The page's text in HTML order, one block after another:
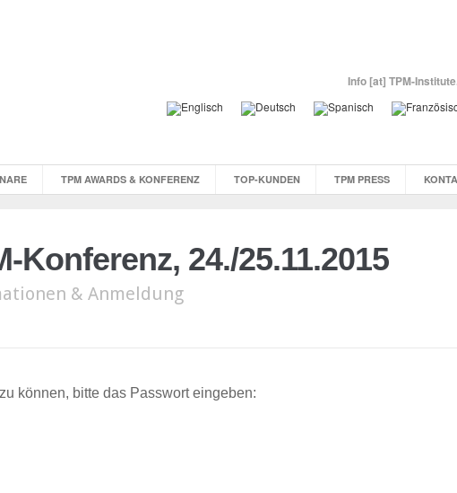
Info [at] TPM-
TPM AWARDS & KONFERENZ TOP-KUNDEN TPM PRESS
Konferenz, 24./25.11.2015
& Anmeldung
können, bitte das Passwort eingeben: